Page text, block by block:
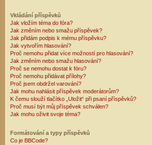
Vkládání příspěvků
Jak vložím téma do fóra?
Jak změním nebo smažu příspěvek?
Jak přidám podpis k mému příspěvku?
Jak vytvořím hlasování?
Proč nemohu přidat více možností pro hlasování?
Jak změním nebo smažu hlasování?
Proč se nemohu dostat k fóru?
Proč nemohu přidávat přílohy?
Proč jsem obdržel varování?
Jak mohu nahlásit příspěvek moderátorům?
K čemu slouží tlačítko „Uložit“ při psaní příspěvků?
Proč musí být můj příspěvek schválen?
Jak mohu oživit svoje téma?
Formátování a typy příspěvků
Co je BBCode?